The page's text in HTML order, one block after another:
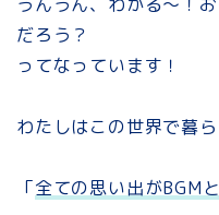
だろう？
ってなっています！
わたしはこの世界で暮
「全ての思い出がBGM